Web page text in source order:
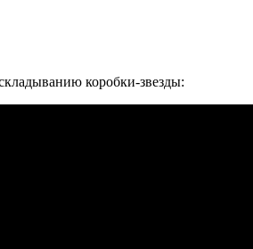
коробки-звезды: